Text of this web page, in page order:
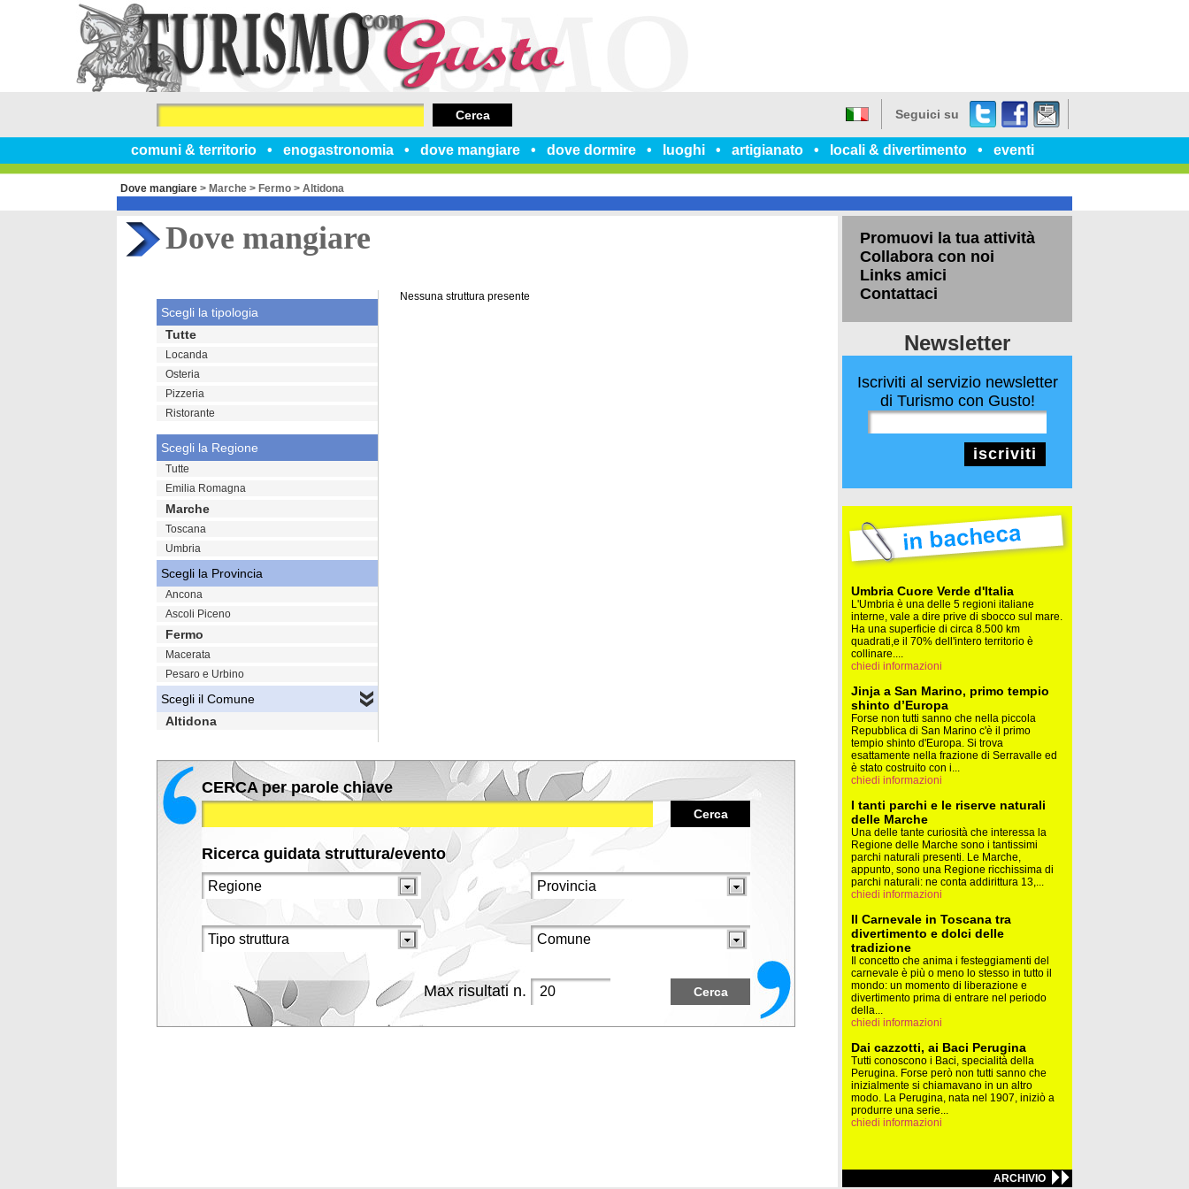
comuni & territorio enogastronomia dove mangiare dove dormire luoghi artigianato locali & divertimento eventi
Seguici su TwitterFacebook
un
Cerca
Dove mangiare > Marche > Fermo > Altidona
Dove mangiare
Nessuna struttura presente
Scegli la tipologia
Tutte
Locanda
Osteria
Pizzeria
Ristorante
Scegli la Regione
Tutte
Emilia Romagna
Marche
Toscana
Umbria
Scegli la Provincia
Ancona
Ascoli Piceno
Fermo
Macerata
Pesaro e Urbino
Scegli il Comune
Altidona
CERCA per parole chiave
Cerca
Ricerca guidata struttura/evento
Max risultati n. Cerca
Promuovi la tua attività
Collabora con noi
Links amici
Contattaci
Newsletter
Iscriviti al servizio newsletter
di Turismo con Gusto!
iscriviti
Umbria Cuore Verde d'Italia
L'Umbria è una delle 5 regioni italiane
interne, vale a dire prive di sbocco sul mare.
Ha una superficie di circa 8.500 km
quadrati,e il 70% dell'intero territorio è
collinare....
chiedi informazioni
Jinja a San Marino, primo tempio
shinto d’Europa
Forse non tutti sanno che nella piccola
Repubblica di San Marino c'è il primo
tempio shinto d'Europa. Si trova
esattamente nella frazione di Serravalle ed
è stato costruito con i...
chiedi informazioni
I tanti parchi e le riserve naturali
delle Marche
Una delle tante curiosità che interessa la
Regione delle Marche sono i tantissimi
parchi naturali presenti. Le Marche,
appunto, sono una Regione ricchissima di
parchi naturali: ne conta addirittura 13,...
chiedi informazioni
Il Carnevale in Toscana tra
divertimento e dolci delle
tradizione
Il concetto che anima i festeggiamenti del
carnevale è più o meno lo stesso in tutto il
mondo: un momento di liberazione e
divertimento prima di entrare nel periodo
della...
chiedi informazioni
Dai cazzotti, ai Baci Perugina
Tutti conoscono i Baci, specialità della
Perugina. Forse però non tutti sanno che
inizialmente si chiamavano in un altro
modo. La Perugina, nata nel 1907, iniziò a
produrre una serie...
chiedi informazioni
ARCHIVIO